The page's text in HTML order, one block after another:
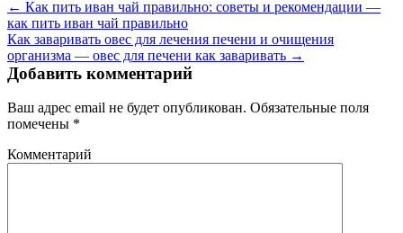
← Как пить иван чай правильно: советы и рекомендации —
как пить иван чай правильно
Как заваривать овес для лечения печени и очищения
организма — овес для печени как заваривать →
Добавить комментарий
Ваш адрес email не будет опубликован. Обязательные поля
помечены *
Комментарий